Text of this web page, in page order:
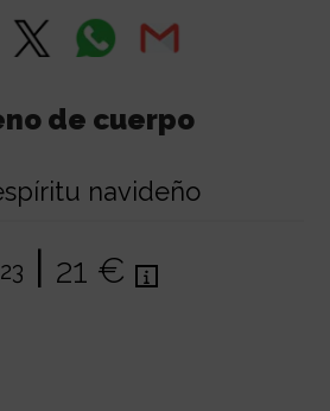
de cuerpo
navideño
23 | 21 €